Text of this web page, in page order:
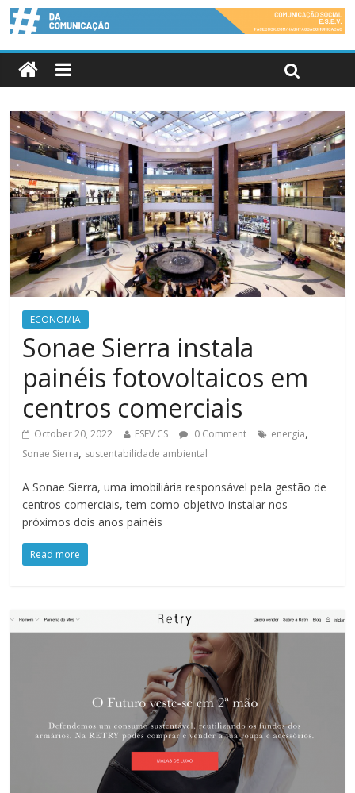
ECONOMIA
Sonae Sierra instala
painéis fotovoltaicos em
centros comerciais
October 20, 2022 ESEV CS 0 Comment energia,
Sonae Sierra, sustentabilidade ambiental
A Sonae Sierra, uma imobiliária responsável pela gestão de
centros comerciais, tem como objetivo instalar nos
próximos dois anos painéis
Read more